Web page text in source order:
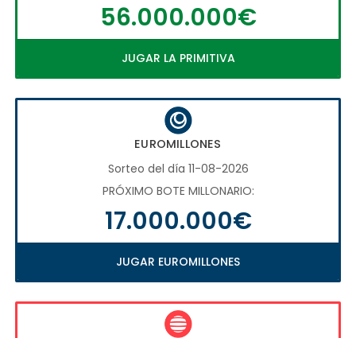
56.000.000€
JUGAR LA PRIMITIVA
EUROMILLONES
Sorteo del día 11-08-2026
PRÓXIMO BOTE MILLONARIO:
17.000.000€
JUGAR EUROMILLONES